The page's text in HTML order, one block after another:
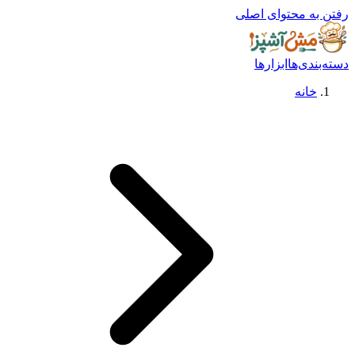
رفتن به محتوای اصلی
دسته‌بندی‌ها ابزارها
خانه